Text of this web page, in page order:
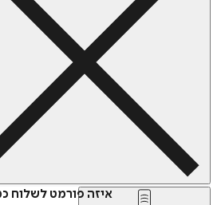
איזה פורמט לשלוח